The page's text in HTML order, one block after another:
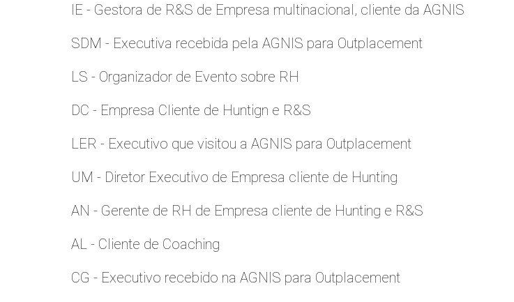
IE - Gestora de R&S de Empresa multinacional, cliente da AGNIS
SDM - Executiva recebida pela AGNIS para Outplacement
LS - Organizador de Evento sobre RH
DC - Empresa Cliente de Huntign e R&S
LER - Executivo que visitou a AGNIS para Outplacement
UM - Diretor Executivo de Empresa cliente de Hunting
AN - Gerente de RH de Empresa cliente de Hunting e R&S
AL - Cliente de Coaching
CG - Executivo recebido na AGNIS para Outplacement